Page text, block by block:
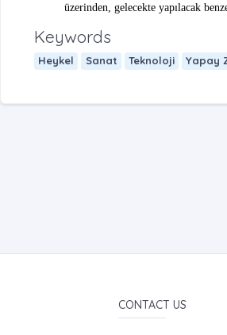
üzerinden, gelecekte yapılacak
Keywords
Heykel Sanat Teknoloji Yapay
CONTACT US